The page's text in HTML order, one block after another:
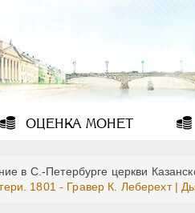
ОЦЕНКА МОНЕТ
в С.-Петербурге церкви
1801 - Гравер К. Леберехт |